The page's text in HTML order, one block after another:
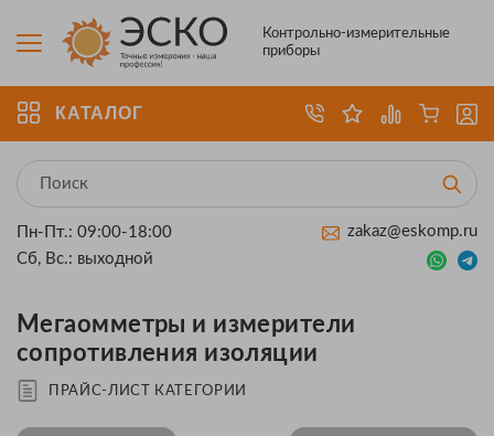
Контрольно-измерительные
приборы
КАТАЛОГ
Пн-Пт.: 09:00-18:00
Сб, Вс.: выходной
zakaz@eskomp.ru
Мегаомметры и измерители
сопротивления изоляции
ПРАЙС-ЛИСТ КАТЕГОРИИ